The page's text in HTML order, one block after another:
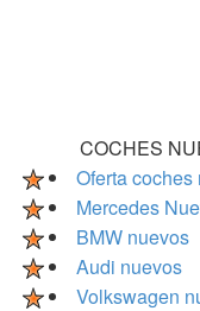
COCHES
Oferta coches
Mercedes
BMW nuevos
Audi nuevos
Volkswagen